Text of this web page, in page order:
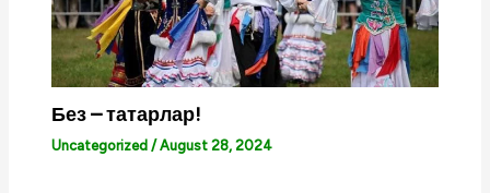
Без – татарлар!
Uncategorized /August 28, 2024